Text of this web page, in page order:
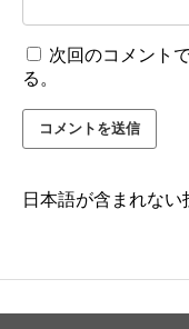
次回のコメント
る。
日本語が含まれない